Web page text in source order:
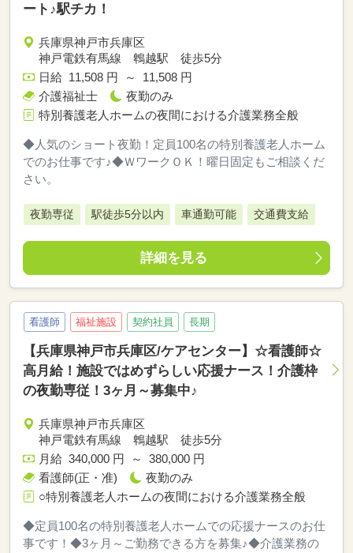
ート♪駅チカ！
兵庫県神戸市兵庫区
神戸電鉄有馬線 鵯越駅 徒歩5分
日給 11,508 円 ～ 11,508 円
介護福祉士
夜勤のみ
特別養護老人ホームの夜間における介護業務全般
◆人気のショート夜勤！定員100名の特別養護老人ホーム
でのお仕事です♪◆ＷワークＯＫ！曜日固定もご相談くだ
さい。
夜勤専従 駅徒歩5分以内 車通勤可能 交通費支給
詳細を見る
看護師 福祉施設 契約社員 長期
【兵庫県神戸市兵庫区/ケアセンター】☆看護師☆
高月給！施設ではめずらしい応援ナース！介護枠
の夜勤専従！3ヶ月～募集中♪
兵庫県神戸市兵庫区
神戸電鉄有馬線 鵯越駅 徒歩5分
月給 340,000 円 ～ 380,000 円
看護師(正・准)
夜勤のみ
○特別養護老人ホームの夜間における介護業務全般
◆定員100名の特別養護老人ホームでの応援ナースのお仕
事です！◆3ヶ月～ご勤務できる方を募集♪◆介護業務の